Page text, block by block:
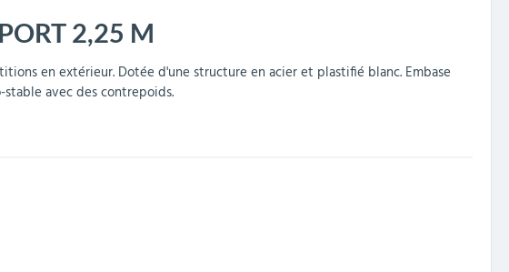
de sécurité
BLANQUER2,25 M
en extérieur. Dotée d'une structure en acier et plastifié blanc. Embase
stable avec des contrepoids.